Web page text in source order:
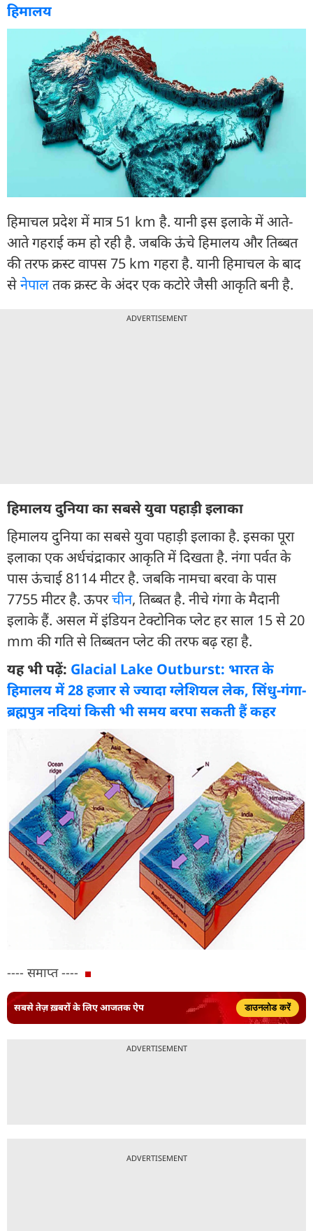
हिमालय
हिमाचल प्रदेश में मात्र 51 km है. यानी इस इलाके में आते-
आते गहराई कम हो रही है. जबकि ऊंचे हिमालय और तिब्बत
की तरफ क्रस्ट वापस 75 km गहरा है. यानी हिमाचल के बाद
सेनेपालतक क्रस्ट के अंदर एक कटोरे जैसी आकृति बनी है.
ADVERTISEMENT
हिमालय दुनिया का सबसे युवा पहाड़ी इलाका
हिमालय दुनिया का सबसे युवा पहाड़ी इलाका है. इसका पूरा
इलाका एक अर्धचंद्राकार आकृति में दिखता है. नंगा पर्वत के
पास ऊंचाई 8114 मीटर है. जबकि नामचा बरवा के पास
7755 मीटर है. ऊपरचीन, तिब्बत है. नीचे गंगा के मैदानी
इलाके हैं. असल में इंडियन टेक्टोनिक प्लेट हर साल 15 से 20
mm की गति से तिब्बतन प्लेट की तरफ बढ़ रहा है.
यह भी पढ़ें: Glacial Lake Outburst: भारत के
हिमालय में 28 हजार से ज्यादा ग्लेशियल लेक, सिंधु-गंगा-
ब्रह्मपुत्र नदियां किसी भी समय बरपा सकती हैं कहर
---- समाप्त ----
सबसे तेज़ ख़बरों के लिए आजतक ऐप डाउनलोड करें
ADVERTISEMENT
ADVERTISEMENT